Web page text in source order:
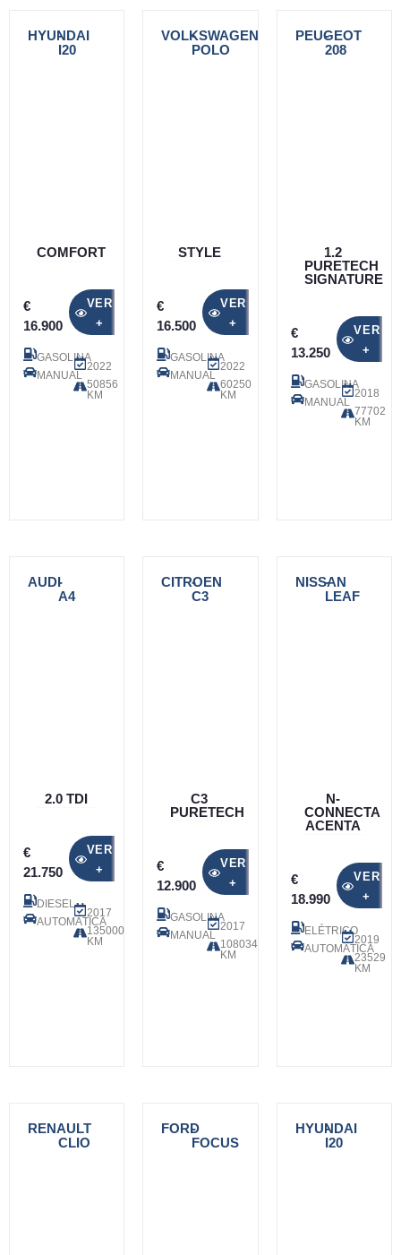
HYUNDAI
-
I20
COMFORT
€
16.900
VER
+
GASOLINA
MANUAL
2022
50856
KM
VOLKSWAGEN
-
POLO
STYLE
€
16.500
VER
+
GASOLINA
MANUAL
2022
60250
KM
PEUGEOT
-
208
1.2
PURETECH
SIGNATURE
€
13.250
VER
+
GASOLINA
MANUAL
2018
77702
KM
AUDI-
A4
2.0 TDI
€
21.750
VER
+
DIESEL
AUTOMÁTICA
2017
135000
KM
CITROEN
-
C3
C3
PURETECH
€
12.900
VER
+
GASOLINA
MANUAL
2017
108034
KM
NISSAN
-
LEAF
N-
CONNECTA
ACENTA
€
18.990
VER
+
ELÉTRICO
AUTOMÁTICA
2019
23529
KM
RENAULT
-
CLIO
FORD
-
FOCUS
HYUNDAI
-
I20